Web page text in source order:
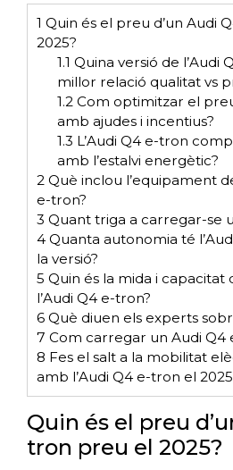
1 Quin és el preu d’un Audi
2025?
1.1 Quina versió de l’Audi
millor relació qualitat vs
1.2Com optimitzar el
amb ajudes i incentius?
1.3 L’Audi Q4 e-tron
amb l’estalvi energètic?
2 Què inclou l’equipament
e-tron?
3 Quant triga a carregar-se
4 Quanta autonomia té
la versió?
5 Quin és la mida i
l’Audi Q4 e-tron?
6 Què diuen els experts
7 Com carregar un Audi Q4
8 Fes el salt a la mobilitat
amb l’Audi Q4 e-tron el 2025
Quin és el preu
tron preu el 2025?